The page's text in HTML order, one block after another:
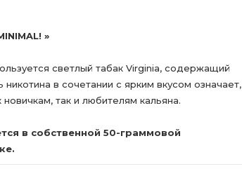
»
светлый табак Virginia, содержащий
никотина в сочетании с ярким вкусом означает,
так и любителям кальяна.
в собственной 50-граммовой